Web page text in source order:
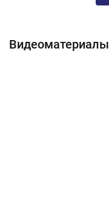
Видеоматериалы